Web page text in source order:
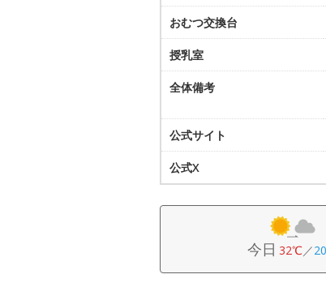
おむつ交換台
授乳室
全体備考
公式サイト
公式X
今日 32℃／